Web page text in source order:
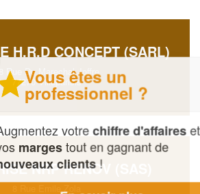
H.R.D CONCEPT (SARL)
48 Rue Du Marechal Joffre
77270 Villeparisis
NRP RENOV (SAS)
8 Rue Emile Zola
Vous êtes un
professionnel ?
votrechiffre d'affaireset
margestout en gagnant de
clients!